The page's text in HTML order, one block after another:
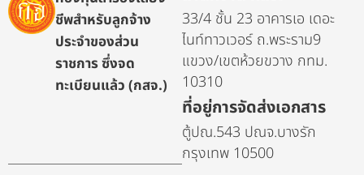
ชีพสำหรับลูกจ้าง
ประจำของส่วน
ราชการ ซึ่งจด
ทะเบียนแล้ว (กสจ.)
33/4 ชั้น 23 อาคารเอ เดอะ
ไนท์ทาวเวอร์ ถ.พระราม9
แขวง/เขตห้วยขวาง กทม.
10310
ที่อยู่การจัดส่งเอกสาร
ตู้ปณ.543 ปณจ.บางรัก
กรุงเทพ 10500